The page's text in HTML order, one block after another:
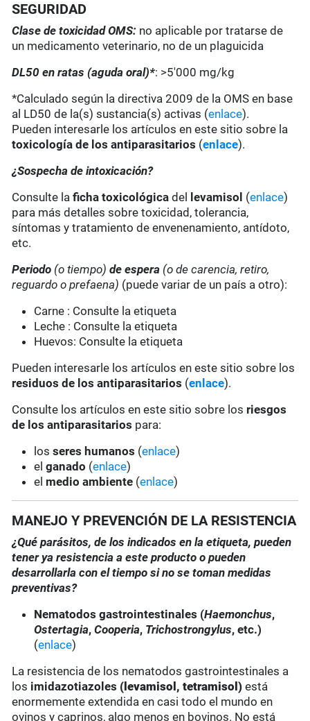
SEGURIDAD
Clase de toxicidad OMS: no aplicable por tratarse de
un medicamento veterinario, no de un plaguicida
DL50 en ratas (aguda oral)*: >5'000 mg/kg
*Calculado según la directiva 2009 de la OMS en base
al LD50 de la(s) sustancia(s) activas (enlace).
Pueden interesarle los artículos en este sitio sobre la
toxicología de los antiparasitarios (enlace).
¿Sospecha de intoxicación?
Consulte laficha toxicológica del levamisol (enlace)
para más detalles sobre toxicidad, tolerancia,
síntomas y tratamiento de envenenamiento, antídoto,
etc.
Periodo (o tiempo)de espera (o de carencia, retiro,
reguardo o prefaena) (puede variar de un país a otro):
Carne : Consulte la etiqueta
Leche : Consulte la etiqueta
Huevos: Consulte la etiqueta
Pueden interesarle los artículos en este sitio sobre los
residuos de los antiparasitarios (enlace).
Consulte los artículos en este sitio sobre los riesgos
de los antiparasitarios para:
losseres humanos (enlace)
elganado (enlace)
el medio ambiente (enlace)
MANEJO Y PREVENCIÓN DE LA RESISTENCIA
¿Qué parásitos, de los indicados en la etiqueta, pueden
tener ya resistencia a este producto o pueden
desarrollarla con el tiempo si no se toman medidas
preventivas?
Nematodos gastrointestinales (Haemonchus,
Ostertagia,Cooperia, Trichostrongylus, etc.)
(enlace)
La resistencia de los nematodos gastrointestinales a
los imidazotiazoles (levamisol, tetramisol) está
enormemente extendida en casi todo el mundo en
ovinos y caprinos, algo menos en bovinos. No está